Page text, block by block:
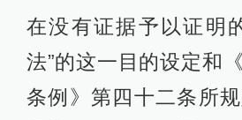
在没有证据予以证明
法”的这一目的设定和
条例》第四十二条所